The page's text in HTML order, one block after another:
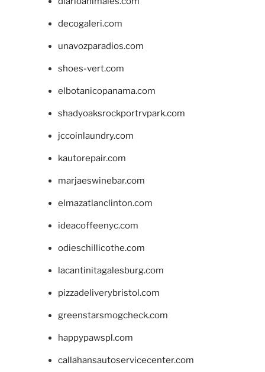
decogaleri.com
unavozparadios.com
shoes-vert.com
elbotanicopanama.com
shadyoaksrockportrvpark.com
jccoinlaundry.com
kautorepair.com
marjaeswinebar.com
elmazatlanclinton.com
ideacoffeenyc.com
odieschillicothe.com
lacantinitagalesburg.com
pizzadeliverybristol.com
greenstarsmogcheck.com
happypawspl.com
callahansautoservicecenter.com